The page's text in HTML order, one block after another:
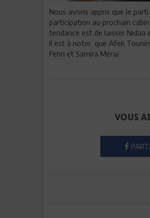
Nous avons appris que le
participation au prochain
tendance est de laisser Nidaa
Il est à noter que Afek
Fehri et Samira Méraï
VOUS